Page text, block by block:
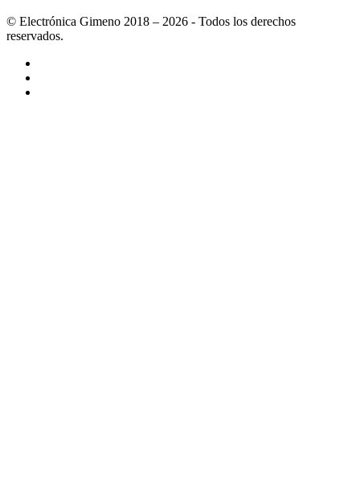
© Electrónica Gimeno 2018 – 2026 - Todos los derechos
reservados.